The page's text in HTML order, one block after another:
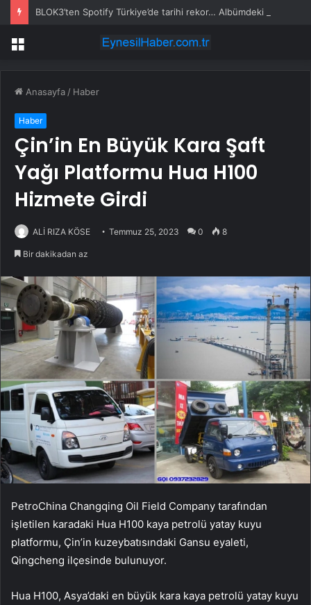
Menü
Anasayfa / Haber
Haber
Çin’in En Büyük Kara Şaft
Yağı Platformu Hua H100
Hizmete Girdi
ALİ RIZA KÖSE Temmuz 25, 2023 0 8
Bir dakikadan az
PetroChina Changqing Oil Field Company tarafından
işletilen karadaki Hua H100 kaya petrolü yatay kuyu
platformu, Çin’in kuzeybatısındaki Gansu eyaleti,
Qingcheng ilçesinde bulunuyor.
Hua H100, Asya’daki en büyük kara kaya petrolü yatay kuyu